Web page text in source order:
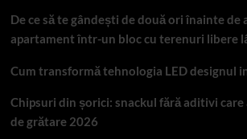
De ce să te gândești de două ori înainte de
apartament într-un bloc cu terenuri libere
Cum transformă tehnologia LED designul
Chipsuri din șorici: snackul fără aditivi care
de grătare 2026